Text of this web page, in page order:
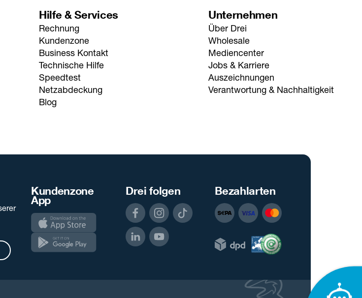
Hilfe & Services
Rechnung
Kundenzone
Business Kontakt
Technische Hilfe
Speedtest
Netzabdeckung
Blog
Unternehmen
Über Drei
Wholesale
Mediencenter
Jobs & Karriere
Auszeichnungen
Verantwortung & Nachhaltigkeit
Kundenzone
App
Drei folgen Bezahlarten